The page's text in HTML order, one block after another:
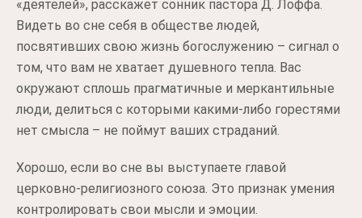
«деятелей», расскажет сонник пастора Д. Лоффа.
Видеть во сне себя в обществе людей,
посвятивших свою жизнь богослужению – сигнал о
том, что вам не хватает душевного тепла. Вас
окружают сплошь прагматичные и меркантильные
люди, делиться с которыми какими-либо горестями
нет смысла – не поймут ваших страданий.
Хорошо, если во сне вы выступаете главой
церковно-религиозного союза. Это признак умения
контролировать свои мысли и эмоции.